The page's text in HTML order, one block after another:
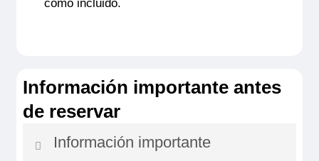
como incluido.
Información importante antes
de reservar
Información importante